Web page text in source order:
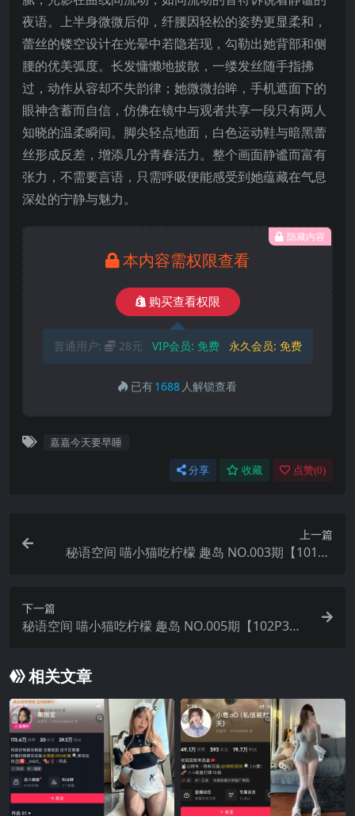
夜语。上半身微微后仰，纤腰因轻松的姿势更显柔和，
蕾丝的镂空设计在光晕中若隐若现，勾勒出她背部和侧
腰的优美弧度。长发慵懒地披散，一缕发丝随手指拂
过，动作从容却不失韵律；她微微抬眸，手机遮面下的
眼神含蓄而自信，仿佛在镜中与观者共享一段只有两人
知晓的温柔瞬间。脚尖轻点地面，白色运动鞋与暗黑蕾
丝形成反差，增添几分青春活力。整个画面静谧而富有
张力，不需要言语，只需呼吸便能感受到她蕴藏在气息
深处的宁静与魅力。
隐藏内容
本内容需权限查看
购买查看权限
普通用户: 28元 VIP会员: 免费 永久会员: 免费
已有1688 人解锁查看
嘉嘉今天要早睡
分享 收藏 点赞(0)
上一篇
秘语空间 喵小猫吃柠檬 趣岛 NO.003期【101P2
下一篇
秘语空间 喵小猫吃柠檬 趣岛 NO.005期【102P3
相关文章